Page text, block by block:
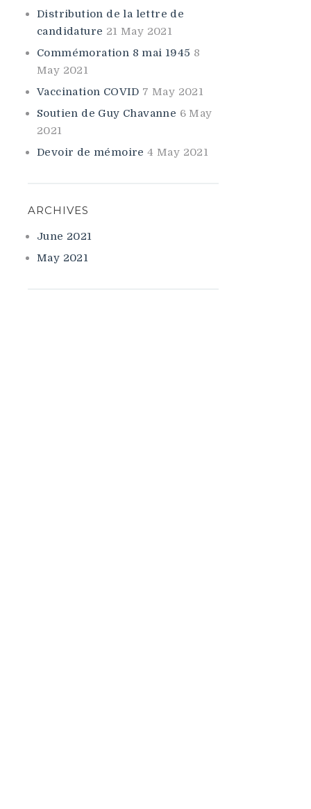
Distribution de la lettre de
candidature 21 May 2021
Commémoration 8 mai 1945 8
May 2021
Vaccination COVID 7 May 2021
Soutien de Guy Chavanne 6 May
2021
Devoir de mémoire 4 May 2021
ARCHIVES
June 2021
May 2021